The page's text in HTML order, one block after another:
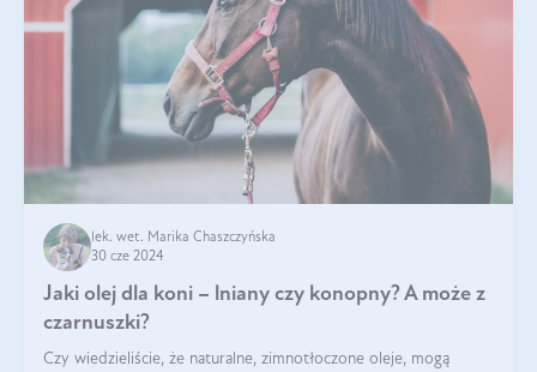
lek. wet. Marika Chaszczyńska
30 cze 2024
Jaki olej dla koni – lniany czy konopny? A może z
czarnuszki?
Czy wiedzieliście, że naturalne, zimnotłoczone oleje, mogą